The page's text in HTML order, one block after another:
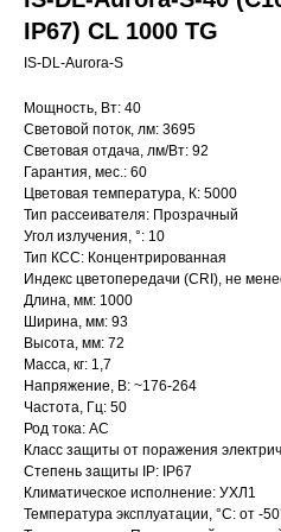
IP67) CL 1000 TG
IS-DL-Aurora-S
Мощность, Вт: 40
Световой поток, лм: 3695
Световая отдача, лм/Вт: 92
Гарантия, мес.: 60
Цветовая температура, К: 5000
Тип рассеивателя: Прозрачный
Угол излучения, °: 10
Тип КСС: Концентрированная
Индекс цветопередачи (CRI), не
Длина, мм: 1000
Ширина, мм: 93
Высота, мм: 72
Масса, кг: 1,7
Напряжение, В: ~176-264
Частота, Гц: 50
Род тока: AC
Класс защиты от поражения
Степень защиты IP: IP67
Климатическое исполнение: УХЛ1
Температура эксплуатации, °С: от -